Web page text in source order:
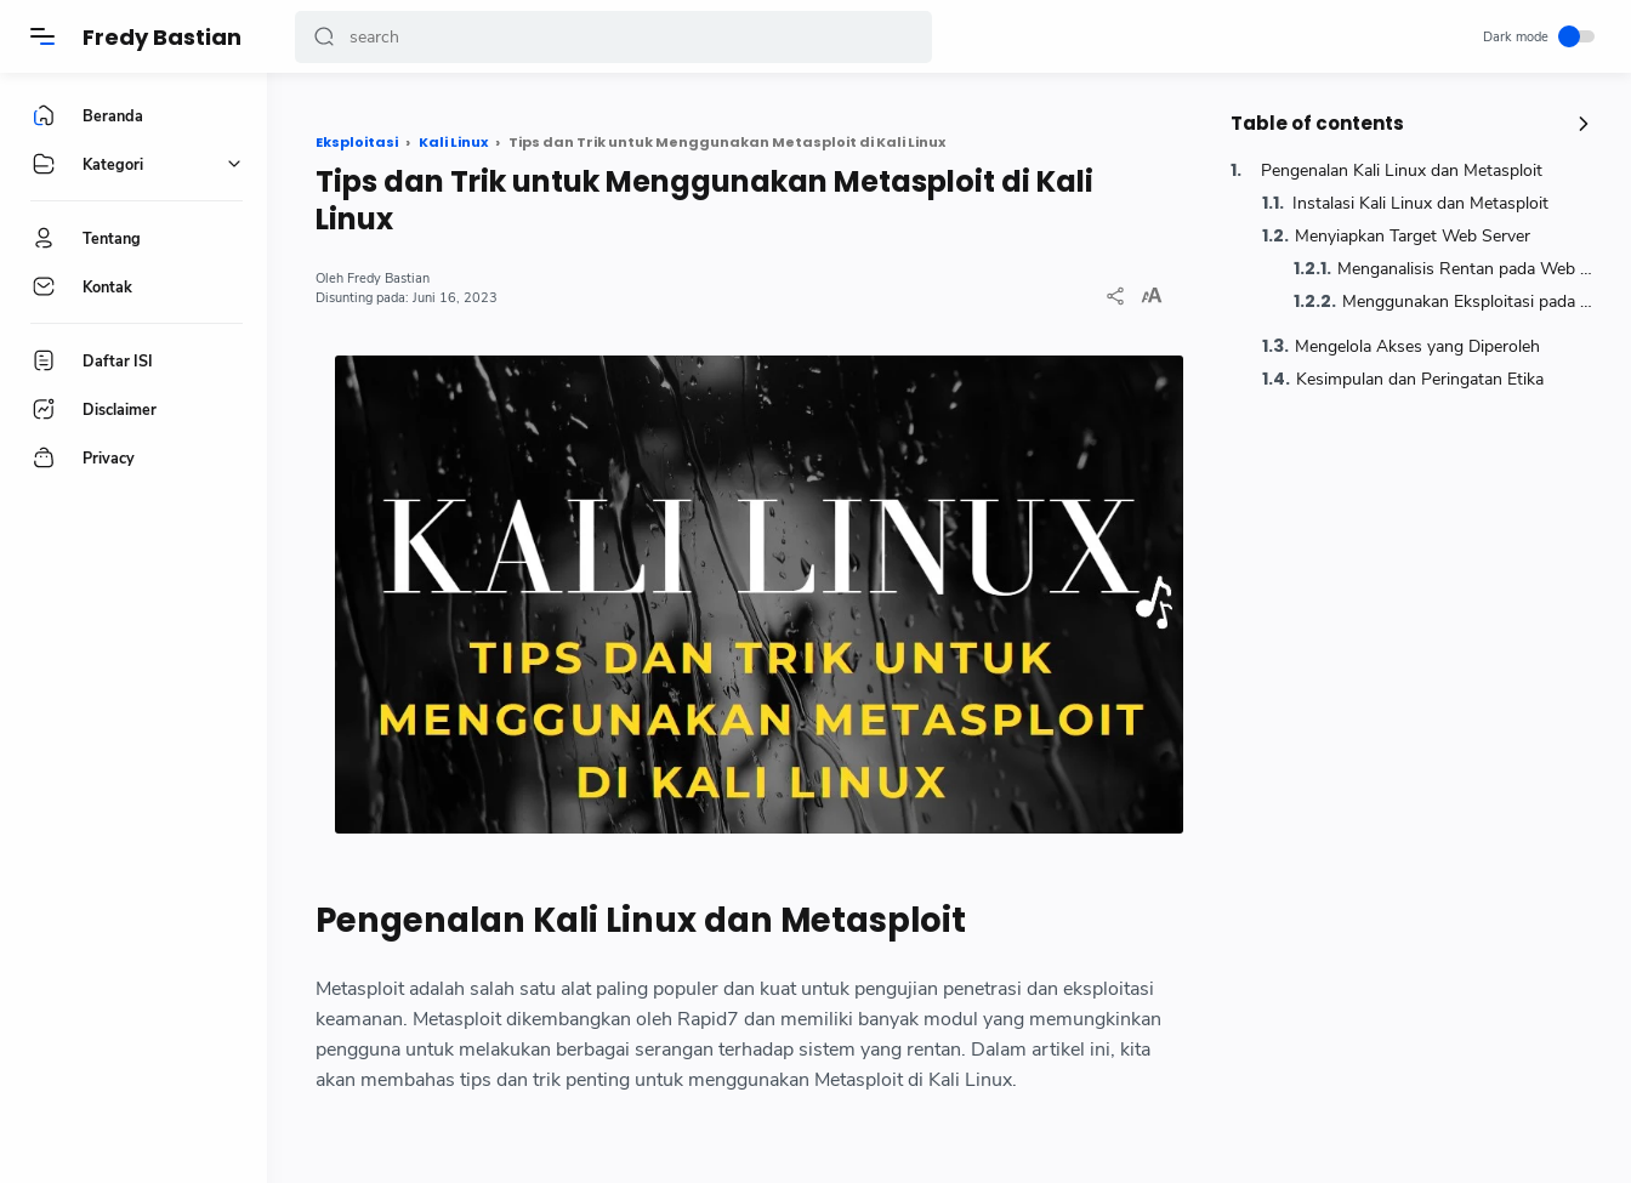
Fredy Bastian
Table of contents
Pengenalan Kali Linux dan Metasploit
Instalasi Kali Linux dan Metasploit
Menyiapkan Target Web Server
Menganalisis Rentan pada Web Server
Menggunakan Eksploitasi pada Web Server
Mengelola Akses yang Diperoleh
Kesimpulan dan Peringatan Etika
Eksploitasi Kali Linux Tips dan Trik untuk Menggunakan Metasploit di Kali Linux
Tips dan Trik untuk Menggunakan Metasploit di Kali
Linux
Fredy Bastian
Juni 16, 2023
Pengenalan Kali Linux dan Metasploit
Metasploit adalah salah satu alat paling populer dan kuat untuk pengujian penetrasi dan eksploitasi
keamanan. Metasploit dikembangkan oleh Rapid7 dan memiliki banyak modul yang memungkinkan
pengguna untuk melakukan berbagai serangan terhadap sistem yang rentan. Dalam artikel ini, kita
akan membahas tips dan trik penting untuk menggunakan Metasploit di Kali Linux.
Bahagia Menurut Epikurus:
September 08, 2025
0
Dengan Mudah
keyboard
rexus
November 28, 2022
Beranda
Kategori
Tentang
Kontak
Daftar ISI
Disclaimer
Privacy